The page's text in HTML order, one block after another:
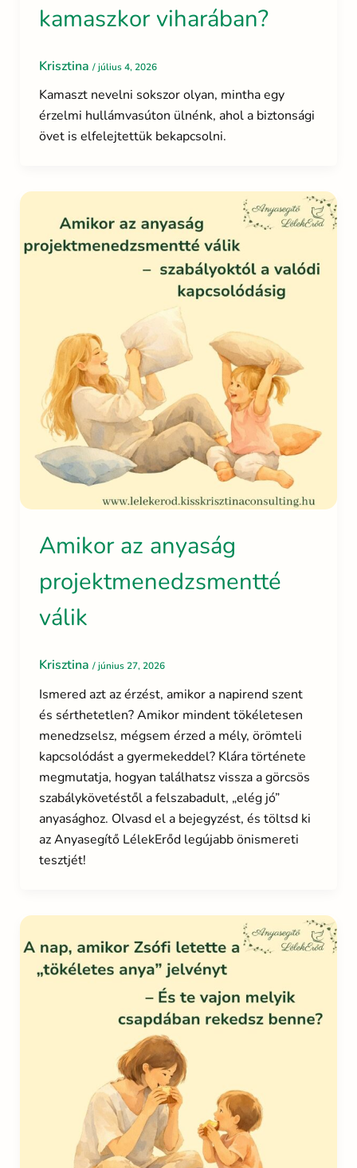
kamaszkor viharában?
Krisztina /július 4, 2026
Kamaszt nevelni sokszor olyan, mintha egy
érzelmi hullámvasúton ülnénk, ahol a biztonsági
övet is elfelejtettük bekapcsolni.
Amikor az anyaság
projektmenedzsmentté
válik
Krisztina /június 27, 2026
Ismered azt az érzést, amikor a napirend szent
és sérthetetlen? Amikor mindent tökéletesen
menedzselsz, mégsem érzed a mély, örömteli
kapcsolódást a gyermekeddel? Klára története
megmutatja, hogyan találhatsz vissza a görcsös
szabálykövetéstől a felszabadult, „elég jó”
anyasághoz. Olvasd el a bejegyzést, és töltsd ki
az Anyasegítő LélekErőd legújabb önismereti
tesztjét!